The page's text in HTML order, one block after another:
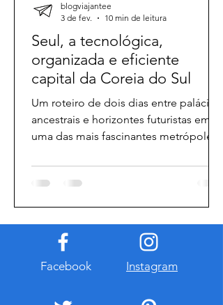
Seul, a tecnológica,
organizada e eficiente
capital da Coreia do Sul
Um roteiro de dois dias entre palácios
ancestrais e horizontes futuristas em
uma das mais fascinantes metrópoles
blogviajantee
3 de fev.
10 min de leitura
Facebook Instagram